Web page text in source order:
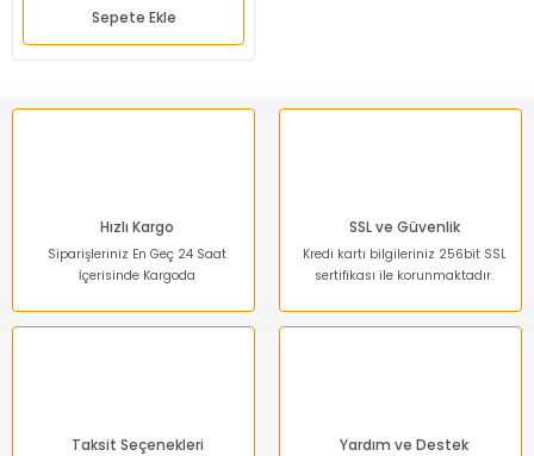
Sepete Ekle
Hızlı Kargo
Siparişleriniz En Geç 24 Saat
İçerisinde Kargoda
SSL ve Güvenlik
Kredi kartı bilgileriniz 256bit SSL
sertifikası ile korunmaktadır.
Taksit Seçenekleri Yardım ve Destek